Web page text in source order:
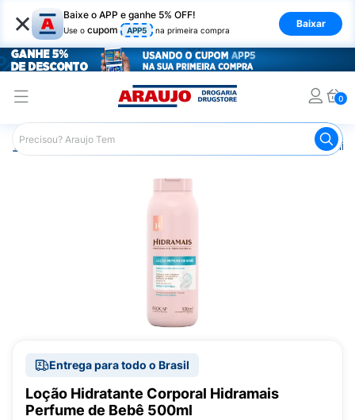
× Baixe o APP e ganhe 5% OFF!
Use o cupom APP5 na primeira compra
Baixar
0
Araujo Beleza e Cuidados
Entrega para todo o Brasil
Loção Hidratante Corporal Hidramais
Perfume de Bebê 500ml